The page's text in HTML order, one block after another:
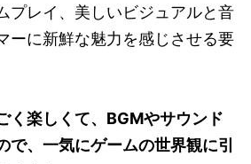
プレイ、美しいビジュアルと音
ーに新鮮な魅力を感じさせる要
く楽しくて、BGMやサウンド
で、一気にゲームの世界観に引